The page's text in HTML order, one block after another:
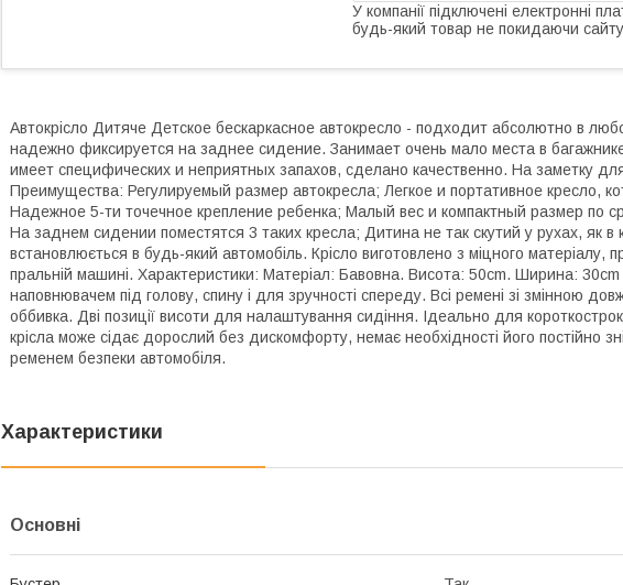
У компанії підключені електронні
будь-який товар не покидаючи
Автокрісло Дитяче Детское бескаркасное автокресло - подходит абсолютно в
надежно фиксируется на заднее сидение. Занимает очень мало места в
имеет специфических и неприятных запахов, сделано качественно. На заметку
Преимущества: Регулируемый размер автокресла; Легкое и портативное кресло,
Надежное 5-ти точечное крепление ребенка; Малый вес и компактный размер по
На заднем сидении поместятся 3 таких кресла; Дитина не так скутий у рухах, як в
встановлюється в будь-який автомобіль. Крісло виготовлено з міцного матеріалу,
пральній машині. Характеристики: Матеріал: Бавовна. Висота: 50cm. Ширина:
наповнювачем під голову, спину і для зручності спереду. Всі ремені зі змінною
оббивка. Дві позиції висоти для налаштування сидіння. Ідеально для
крісла може сідає дорослий без дискомфорту, немає необхідності його постійно
ременем безпеки автомобіля.
Характеристики
Основні